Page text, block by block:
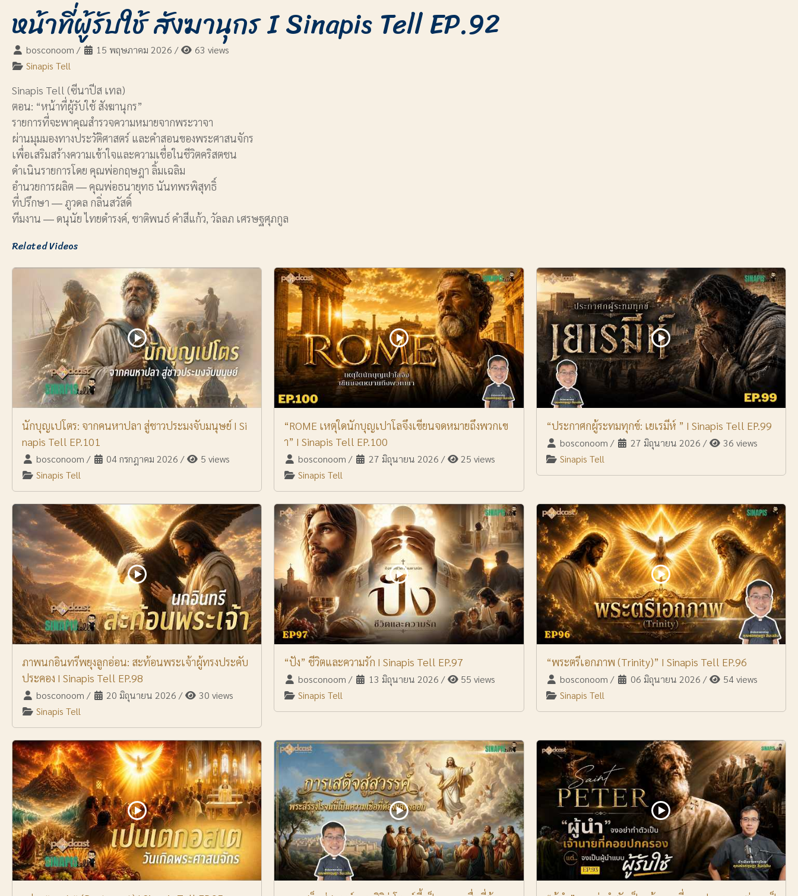
หน้าที่ผู้รับใช้ สังฆานุกร I Sinapis Tell EP.92
bosconoom / 15 พฤษภาคม 2026 /
63 views
Sinapis Tell
Sinapis Tell (ซีนาปีส เทล)
ตอน: “หน้าที่ผู้รับใช้ สังฆานุกร”
รายการที่จะพาคุณสำรวจความหมายจากพระวาจา
ผ่านมุมมองทางประวัติศาสตร์ และคำสอนของพระศาสนจักร
เพื่อเสริมสร้างความเข้าใจและความเชื่อในชีวิตคริสตชน
ดำเนินรายการโดย คุณพ่อกฤษฎา ลิ้มเฉลิม
อำนวยการผลิต ― คุณพ่อธนายุทธ นันทพรพิสุทธิ์
ที่ปรึกษา ― ภูวดล กลิ่นสวัสดิ์
ทีมงาน ― ดนุนัย ไทยดำรงค์, ชาติพนธ์ คำสีแก้ว, วัลลภ เศรษฐศุภกูล
Related Videos
นักบุญเปโตร: จากคนหาปลา สู่ชาวประมงจับมนุษย์ I Si
napis Tell EP.101
bosconoom / 04 กรกฎาคม 2026 /
5 views
Sinapis Tell
“ROME เหตุใดนักบุญเปาโลจึงเขียนจดหมายถึงพวกเข
า” I Sinapis Tell EP.100
bosconoom / 27 มิถุนายน 2026 /
25 views
Sinapis Tell
“ประกาศกผู้ระทมทุกข์: เยเรมีห์ ” I Sinapis Tell EP.99
bosconoom / 27 มิถุนายน 2026 /
36 views
Sinapis Tell
ภาพนกอินทรีพยุงลูกอ่อน: สะท้อนพระเจ้าผู้ทรงประคับ
ประคอง I Sinapis Tell EP.98
bosconoom / 20 มิถุนายน 2026 /
30 views
Sinapis Tell
“ปัง” ชีวิตและความรัก I Sinapis Tell EP.97
bosconoom / 13 มิถุนายน 2026 /
55 views
Sinapis Tell
“พระตรีเอกภาพ (Trinity)” I Sinapis Tell EP.96
bosconoom / 06 มิถุนายน 2026 /
54 views
Sinapis Tell